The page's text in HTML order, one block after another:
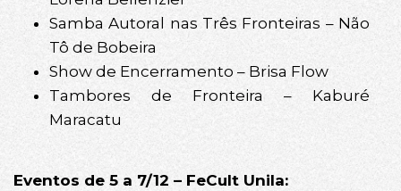
Samba Autoral nas Três Fronteiras – Não
Tô de Bobeira
Show de Encerramento – Brisa Flow
Tambores de Fronteira – Kaburé
Maracatu
Eventos de 5 a 7/12 – FeCult Unila: